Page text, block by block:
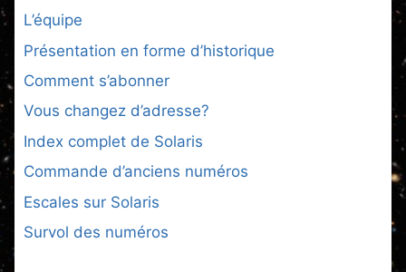
L’équipe
Présentation en forme d’historique
Comment s’abonner
Vous changez d’adresse?
Index complet de Solaris
Commande d’anciens numéros
Escales sur Solaris
Survol des numéros